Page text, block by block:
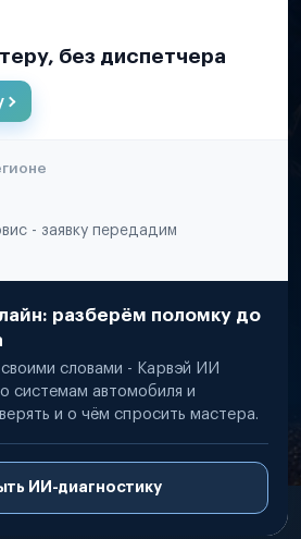
без диспетчера
- заявку передадим
разберём поломку до
словами - Карвэй ИИ
системам автомобиля и
и о чём спросить мастера.
ИИ-диагностику